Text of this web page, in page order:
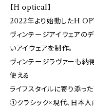
【H optical】
2022年より始動したH
ヴィンテージアイウェアの
いアイウェアを制作。
ヴィンテージラヴァーも納
使える
ライフスタイルに寄り添っ
①クラシック×現代、日本